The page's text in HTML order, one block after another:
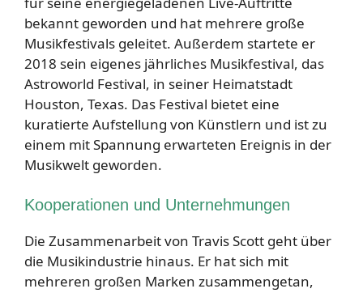
bekannt geworden und hat mehrere große
Musikfestivals geleitet. Außerdem startete er
2018 sein eigenes jährliches Musikfestival, das
Astroworld Festival, in seiner Heimatstadt
Houston, Texas. Das Festival bietet eine
kuratierte Aufstellung von Künstlern und ist zu
einem mit Spannung erwarteten Ereignis in der
Musikwelt geworden.
Kooperationen und Unternehmungen
Die Zusammenarbeit von Travis Scott geht über
die Musikindustrie hinaus. Er hat sich mit
mehreren großen Marken zusammengetan,